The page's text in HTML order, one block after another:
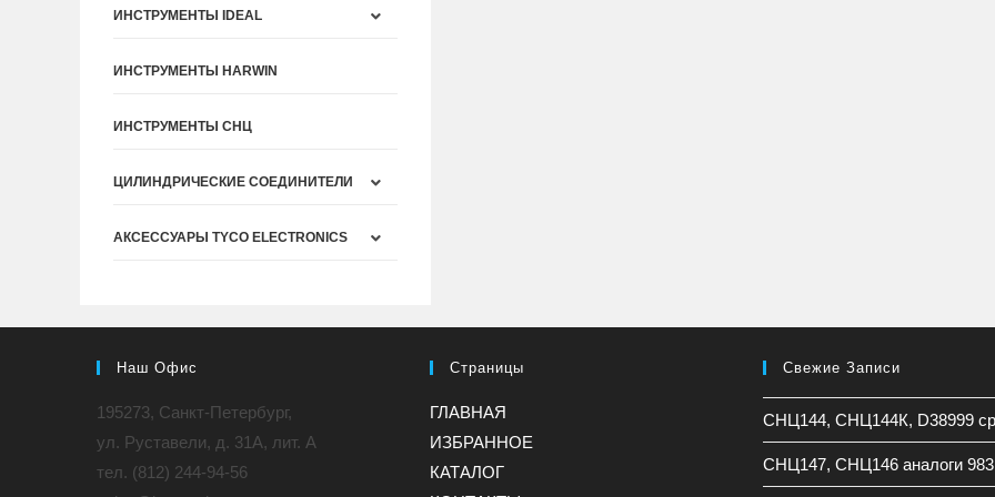
ИНСТРУМЕНТЫ IDEAL
ИНСТРУМЕНТЫ HARWIN
ИНСТРУМЕНТЫ СНЦ
ЦИЛИНДРИЧЕСКИЕ СОЕДИНИТЕЛИ
АКСЕССУАРЫ TYCO ELECTRONICS
Наш Офис
195273, Санкт-Петербург,
ул. Руставели, д. 31A, лит. А
тел. (812) 244-94-56
Страницы
ГЛАВНАЯ
ИЗБРАННОЕ
КАТАЛОГ
Свежие Записи
СНЦ144, СНЦ144К, D38999
СНЦ147, СНЦ146 аналоги 983